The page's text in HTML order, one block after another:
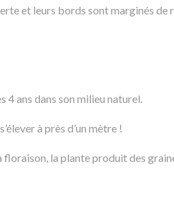
et leurs bords sont marginés de
4 ans dans son milieu naturel.
à près d’un mètre !
floraison, la plante produit des